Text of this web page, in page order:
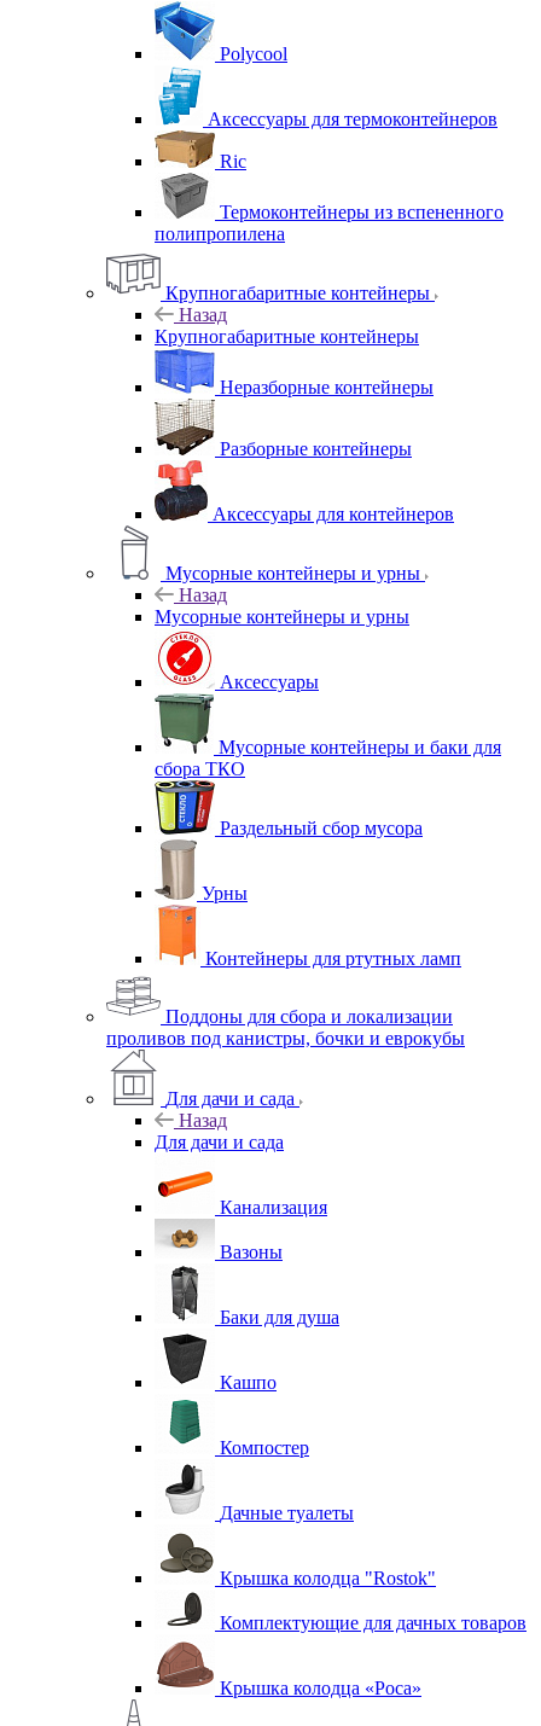
Polycool
Аксессуары для термоконтейнеров
Ric
Термоконтейнеры из вспененного
полипропилена
Крупногабаритные контейнеры
Назад
Крупногабаритные контейнеры
Неразборные контейнеры
Разборные контейнеры
Аксессуары для контейнеров
Мусорные контейнеры и урны
Назад
Мусорные контейнеры и урны
Аксессуары
Мусорные контейнеры и баки для
сбора ТКО
Раздельный сбор мусора
Урны
Контейнеры для ртутных ламп
Поддоны для сбора и локализации
проливов под канистры, бочки и еврокубы
Для дачи и сада
Назад
Для дачи и сада
Канализация
Вазоны
Баки для душа
Кашпо
Компостер
Дачные туалеты
Крышка колодца "Rostok"
Комплектующие для дачных товаров
Крышка колодца «Роса»